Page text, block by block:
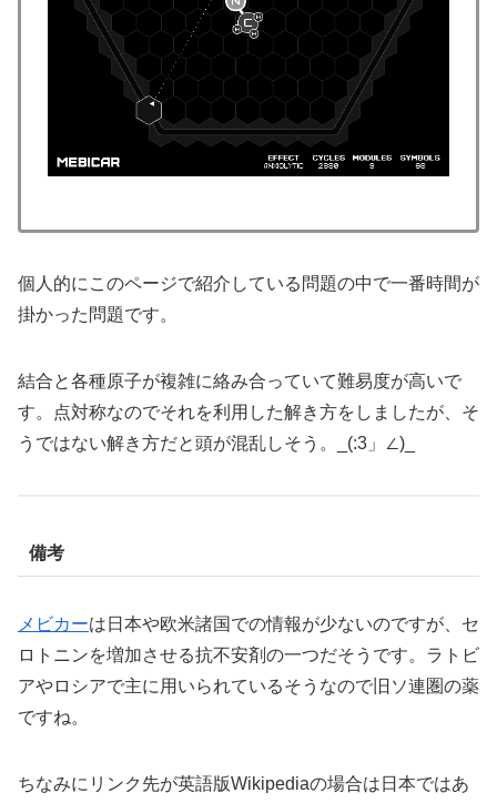
個人的にこのページで紹介している問題の中で一番時間が
掛かった問題です。
結合と各種原子が複雑に絡み合っていて難易度が高いで
す。点対称なのでそれを利用した解き方をしましたが、そ
うではない解き方だと頭が混乱しそう。_(:3」∠)_
備考
メビカーは日本や欧米諸国での情報が少ないのですが、セ
ロトニンを増加させる抗不安剤の一つだそうです。ラトビ
アやロシアで主に用いられているそうなので旧ソ連圏の薬
ですね。
ちなみにリンク先が英語版Wikipediaの場合は日本ではあ